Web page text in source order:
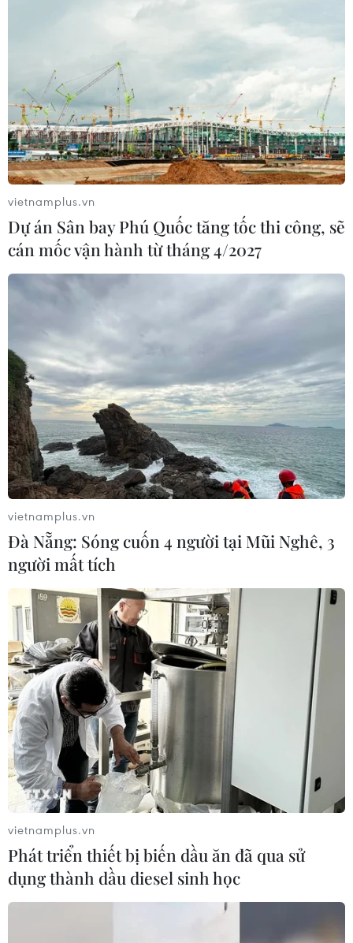
vietnamplus.vn
Dự án Sân bay Phú Quốc tăng tốc thi công, sẽ
cán mốc vận hành từ tháng 4/2027
vietnamplus.vn
Đà Nẵng: Sóng cuốn 4 người tại Mũi Nghê, 3
người mất tích
vietnamplus.vn
Phát triển thiết bị biến dầu ăn đã qua sử
dụng thành dầu diesel sinh học